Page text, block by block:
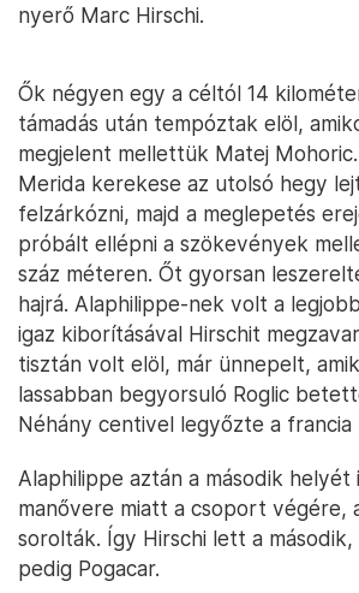
nyerő Marc Hirschi.
Ők négyen egy a céltól 14
támadás után tempóztak elöl,
megjelent mellettük Matej
Merida kerekese az utolsó hegy
felzárkózni, majd a meglepetés
próbált ellépni a szökevények
száz méteren. Őt gyorsan
hajrá. Alaphilippe-nek volt a
igaz kiborításával Hirschit
tisztán volt elöl, már ünnepelt,
lassabban begyorsuló Roglic
Néhány centivel legyőzte a francia
Alaphilippe aztán a második
manővere miatt a csoport végére,
sorolták. Így Hirschi lett a második,
pedig Pogacar.